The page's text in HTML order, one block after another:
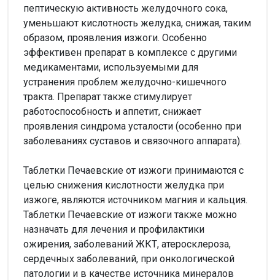
пептическую активность желудочного сока,
уменьшают кислотность желудка, снижая, таким
образом, проявления изжоги. Особенно
эффективен препарат в комплексе с другими
медикаментами, используемыми для
устранения проблем желудочно-кишечного
тракта. Препарат также стимулирует
работоспособность и аппетит, снижает
проявления синдрома усталости (особенно при
заболеваниях суставов и связочного аппарата).
Таблетки Печаевские от изжоги принимаются с
целью снижения кислотности желудка при
изжоге, являются источником магния и кальция.
Таблетки Печаевские от изжоги также можно
назначать для лечения и профилактики
ожирения, заболеваний ЖКТ, атеросклероза,
сердечных заболеваний, при онкологической
патологии и в качестве источника минералов